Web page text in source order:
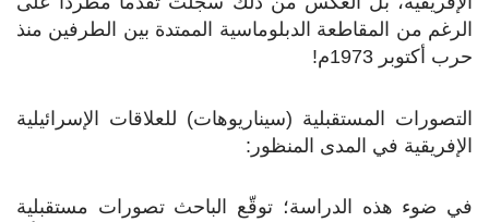
الرغم من المقاطعة الدبلوماسية الممتدة بين الطرفين منذ
حرب أكتوبر 1973م!
التصورات المستقبلية (سيناريوهات) للعلاقات الإسرائيلية
الإفريقية في المدى المنظور:
في ضوء هذه الدراسة؛ توقّع الباحث تصورات مستقبلية